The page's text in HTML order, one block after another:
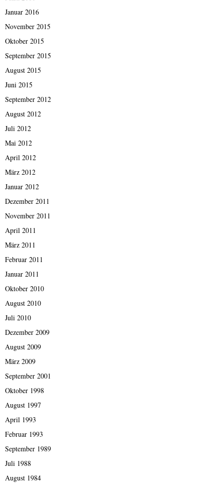
Januar 2016
November 2015
Oktober 2015
September 2015
August 2015
Juni 2015
September 2012
August 2012
Juli 2012
Mai 2012
April 2012
März 2012
Januar 2012
Dezember 2011
November 2011
April 2011
März 2011
Februar 2011
Januar 2011
Oktober 2010
August 2010
Juli 2010
Dezember 2009
August 2009
März 2009
September 2001
Oktober 1998
August 1997
April 1993
Februar 1993
September 1989
Juli 1988
August 1984